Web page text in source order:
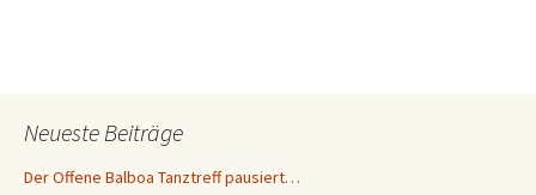
Neueste Beiträge
Der Offene Balboa Tanztreff pausiert…